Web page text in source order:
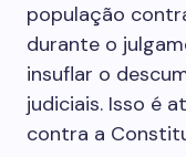
população
durante o
insuflar o
judiciais. Isso é
contra a